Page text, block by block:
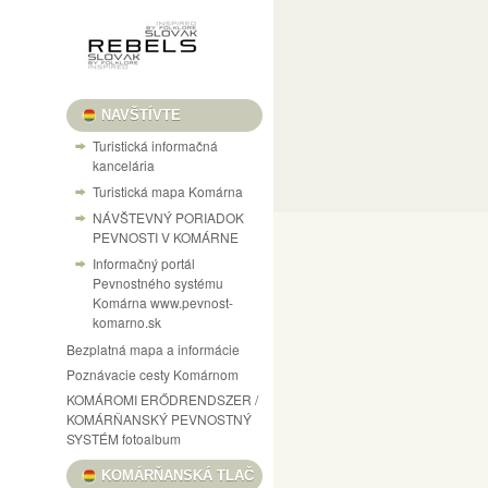
NAVŠTÍVTE
Turistická informačná
kancelária
Turistická mapa Komárna
NÁVŠTEVNÝ PORIADOK
PEVNOSTI V KOMÁRNE
Informačný portál
Pevnostného systému
Komárna www.pevnost-
komarno.sk
Bezplatná mapa a informácie
Poznávacie cesty Komárnom
KOMÁROMI ERŐDRENDSZER /
KOMÁRŇANSKÝ PEVNOSTNÝ
SYSTÉM fotoalbum
KOMÁRŇANSKÁ TLAČ